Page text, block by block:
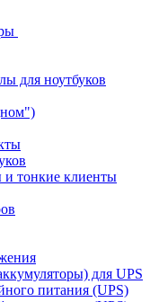
для ноутбуков
тонкие клиенты
для UPS
питания (UPS)